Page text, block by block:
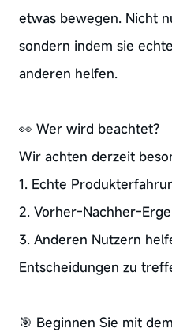
etwas bewegen. Nicht
sondern indem sie
anderen helfen.
👀 Wer wird beachtet?
Wir achten derzeit
1. Echte
2. Vorher-Nachher-
3. Anderen Nutzern
Entscheidungen zu
🎯 Beginnen Sie mit